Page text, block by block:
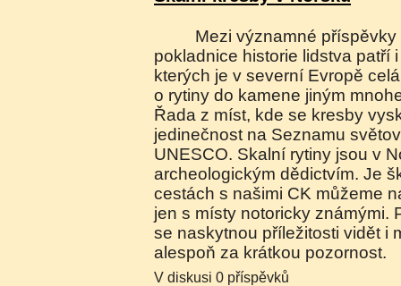
Mezi významné příspěvky Norska do
pokladnice historie lidstva patří
kterých je v severní Evropě
o rytiny do kamene jiným
Řada z míst, kde se kresby
jedinečnost na Seznamu
UNESCO. Skalní rytiny jsou v
archeologickým dědictvím. Je
cestách s našimi CK můžeme
jen s místy notoricky známými.
se naskytnou příležitosti vidět i
alespoň za krátkou pozornost.
V diskusi 0 příspěvků